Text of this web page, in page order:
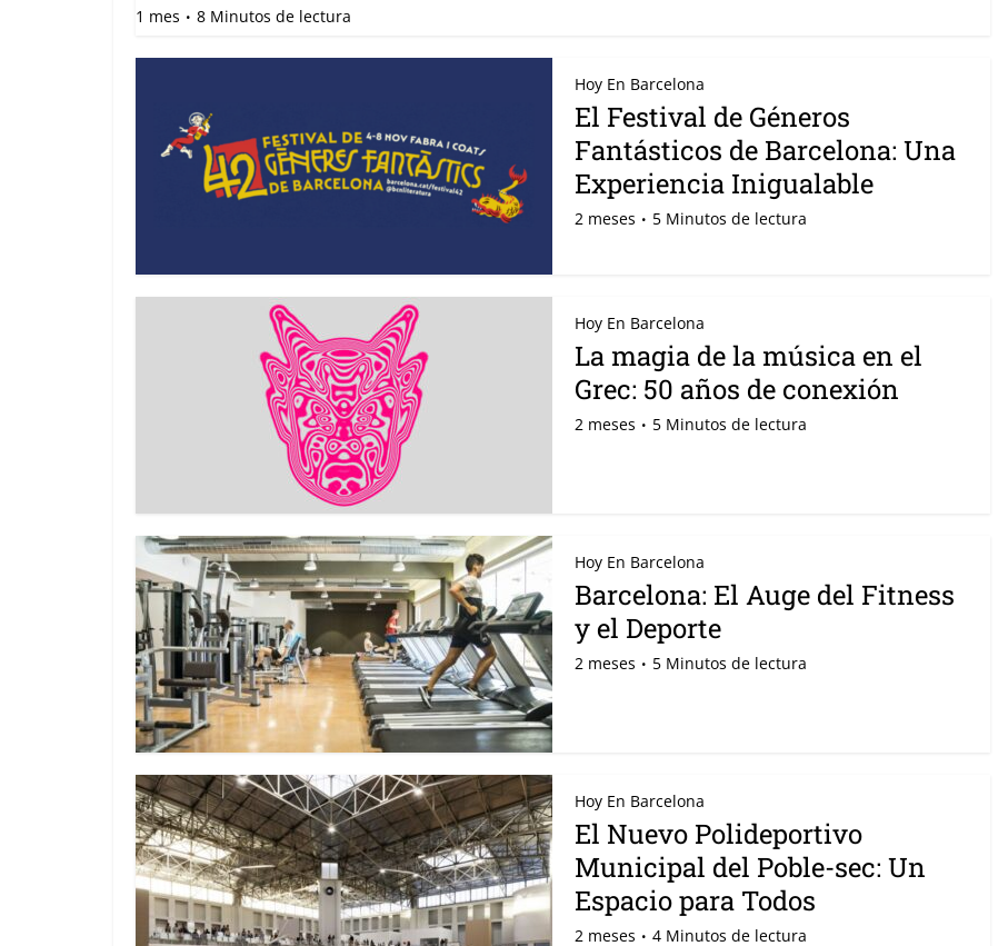
1 mes 8 Minutos de lectura
Hoy En Barcelona
El Festival de Géneros
Fantásticos de Barcelona: Una
Experiencia Inigualable
2 meses 5 Minutos de lectura
Hoy En Barcelona
La magia de la música en el
Grec: 50 años de conexión
2 meses 5 Minutos de lectura
Hoy En Barcelona
Barcelona: El Auge del Fitness
y el Deporte
2 meses 5 Minutos de lectura
Hoy En Barcelona
El Nuevo Polideportivo
Municipal del Poble-sec: Un
Espacio para Todos
2 meses 4 Minutos de lectura